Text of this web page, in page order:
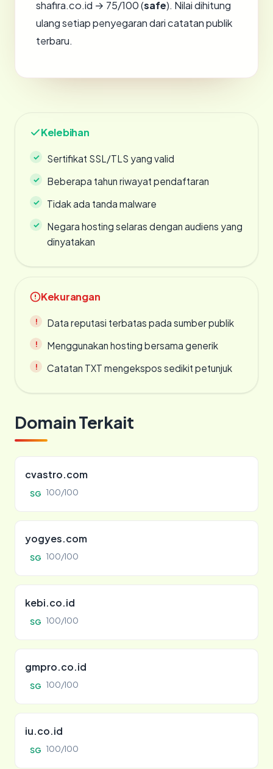
shafira.co.id → 75/100 (safe). Nilai dihitung
ulang setiap penyegaran dari catatan publik
terbaru.
Kelebihan
Sertifikat SSL/TLS yang valid
Beberapa tahun riwayat pendaftaran
Tidak ada tanda malware
Negara hosting selaras dengan audiens yang
dinyatakan
Kekurangan
Data reputasi terbatas pada sumber publik
Menggunakan hosting bersama generik
Catatan TXT mengekspos sedikit petunjuk
Domain Terkait
cvastro.com
SG 100/100
yogyes.com
SG 100/100
kebi.co.id
SG 100/100
gmpro.co.id
SG 100/100
iu.co.id
SG 100/100